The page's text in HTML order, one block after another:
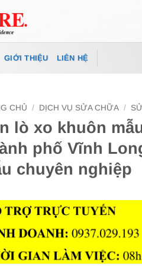
GIỚI THIỆU LIÊN HỆ
CHỦ / DỊCH VỤ SỬA CHỮA /
lò xo khuôn
phố Vĩnh
chuyên nghiệp